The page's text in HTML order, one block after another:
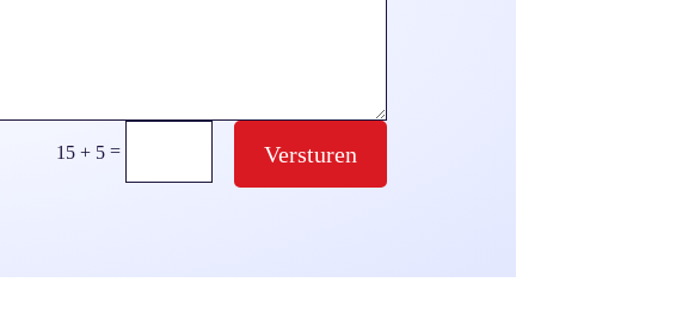
15 + 5 = Versturen